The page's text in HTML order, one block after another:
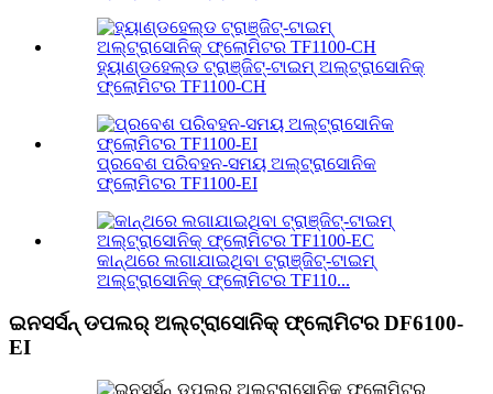
ହ୍ୟାଣ୍ଡହେଲ୍ଡ ଟ୍ରାଞ୍ଜିଟ୍-ଟାଇମ୍ ଅଲ୍ଟ୍ରାସୋନିକ୍
ଫ୍ଲୋମିଟର TF1100-CH
ପ୍ରବେଶ ପରିବହନ-ସମୟ ଅଲ୍ଟ୍ରାସୋନିକ
ଫ୍ଲୋମିଟର TF1100-EI
କାନ୍ଥରେ ଲଗାଯାଇଥିବା ଟ୍ରାଞ୍ଜିଟ୍-ଟାଇମ୍
ଅଲ୍ଟ୍ରାସୋନିକ୍ ଫ୍ଲୋମିଟର TF110...
ଇନସର୍ସନ୍ ଡପଲର୍ ଅଲ୍ଟ୍ରାସୋନିକ୍ ଫ୍ଲୋମିଟର DF6100-
EI